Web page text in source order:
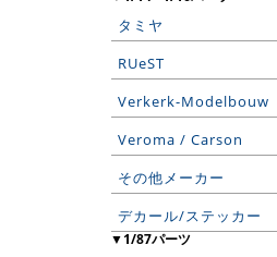
タミヤ
RUeST
Verkerk-Modelbouw
Veroma / Carson
その他メーカー
デカール/ステッカー
▼1/87パーツ